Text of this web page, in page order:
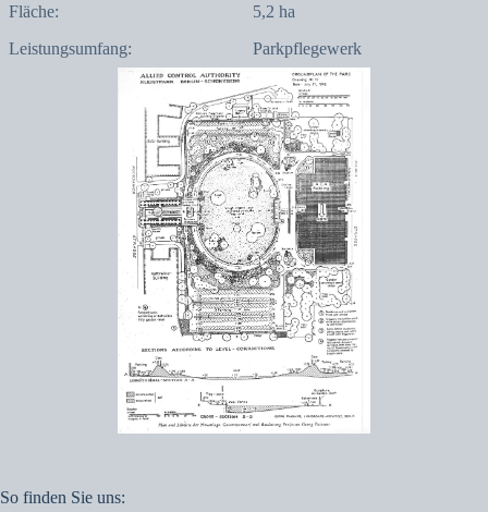
Fläche:
5,2 ha
Leistungsumfang:
Parkpflegewerk
So finden Sie uns: